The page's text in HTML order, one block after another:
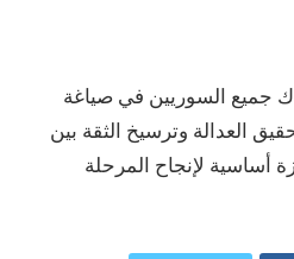
جميع السوريين في صياغة
العدالة وترسيخ الثقة بين
أساسية لإنجاح المرحلة